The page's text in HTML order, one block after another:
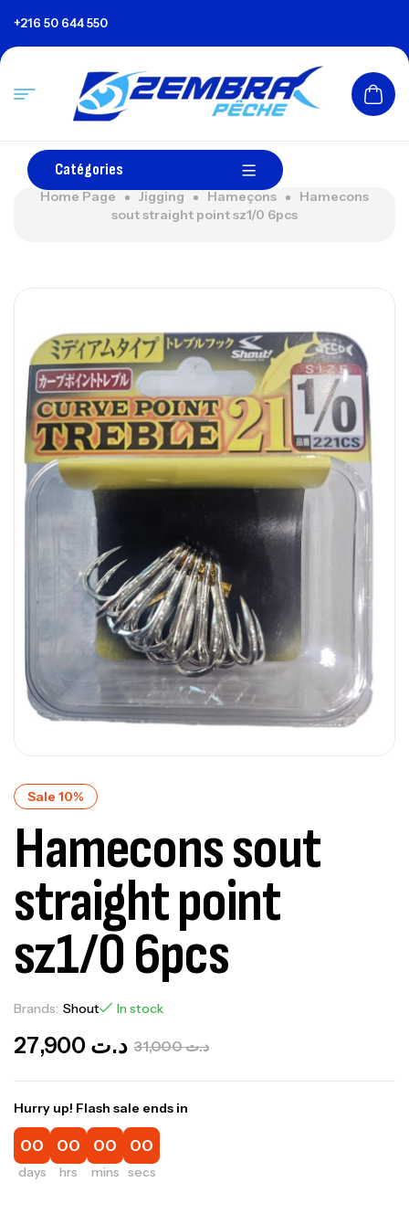
+216 50 644 550
Catégories
Home Page Jigging Hameçons
Hamecons
sout straight point sz1/0 6pcs
Sale 10%
Hamecons sout
straight point
sz1/0 6pcs
Brands: Shout In stock
د.ت31,000 د.ت
Hurry up! Flash sale ends in
00
days
00
hrs
00
mins
00
secs